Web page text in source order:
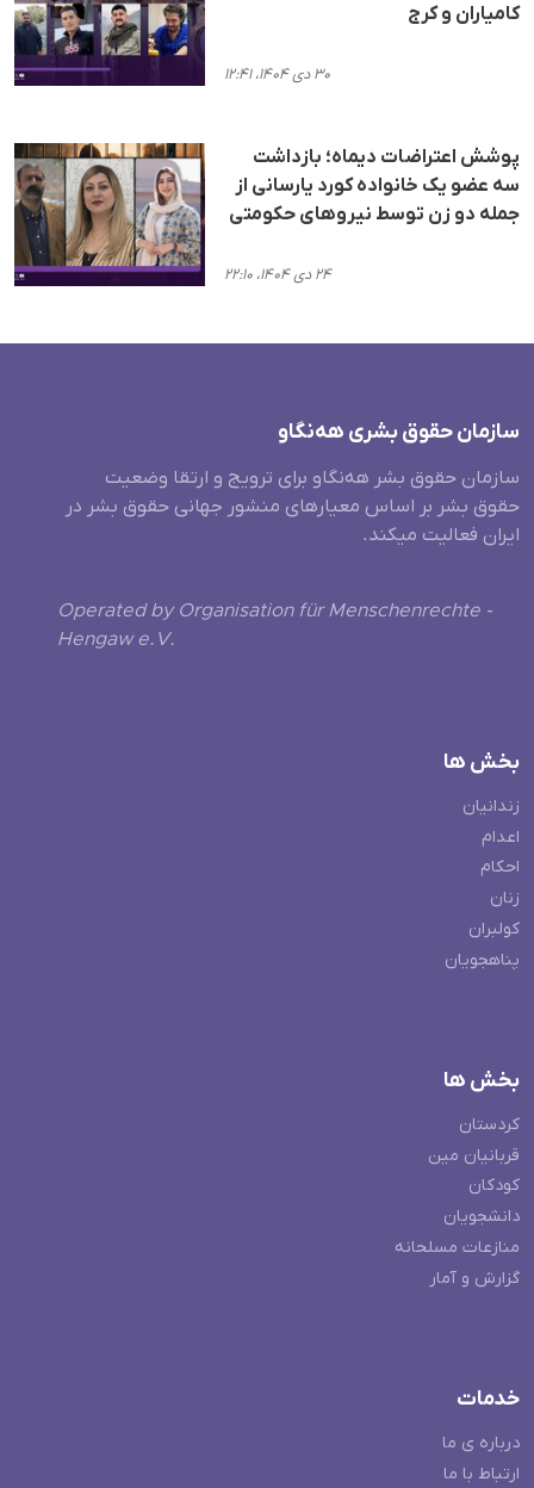
کامیاران و کرج
۳۰ دی ۱۴۰۴، ۱۲:۴۱
پوشش اعتراضات دیماه؛ بازداشت
سه عضو یک خانوادە کورد یارسانی از
جملە دو زن توسط نیروهای حکومتی
۲۴ دی ۱۴۰۴، ۲۲:۱۰
سازمان حقوق بشری هەنگاو
سازمان حقوق بشر هه‌نگاو برای ترویج و ارتقا وضعیت
حقوق بشر بر اساس معیارهای منشور جهانی حقوق بشر در
ایران فعالیت میکند.
Operated by Organisation für Menschenrechte -
Hengaw e.V.
بخش ها
زندانیان
اعدام
احکام
زنان
کولبران
پناهجویان
بخش ها
کردستان
قربانیان مین
کودکان
دانشجویان
منازعات مسلحانه
گزارش و آمار
خدمات
درباره ی ما
ارتباط با ما